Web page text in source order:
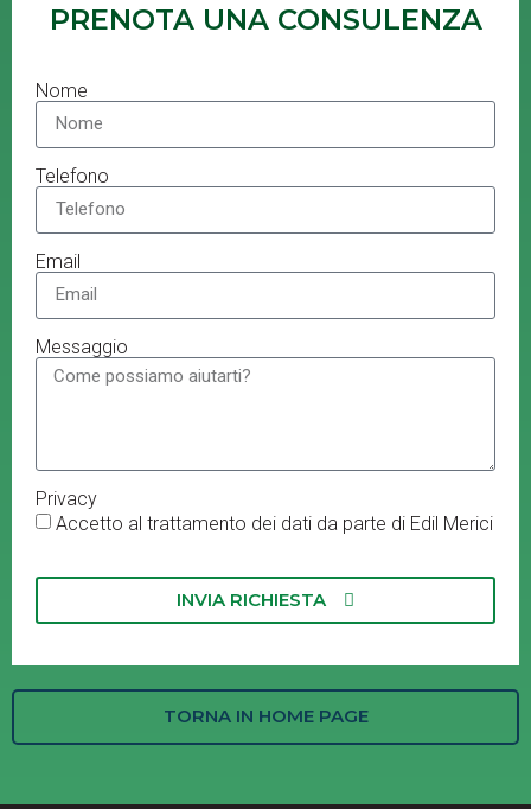
PRENOTA UNA CONSULENZA
Nome
Telefono
Email
Messaggio
Privacy
Accetto al trattamento dei dati da parte di Edil Merici
INVIA RICHIESTA
TORNA IN HOME PAGE